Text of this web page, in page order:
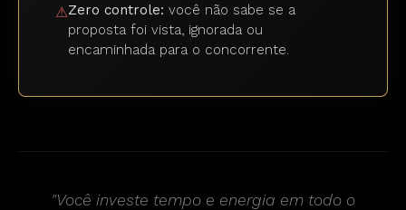
⚠Zero controle: você não sabe se a
proposta foi vista, ignorada ou
encaminhada para o concorrente.
"Você investe tempo e energia em todo o